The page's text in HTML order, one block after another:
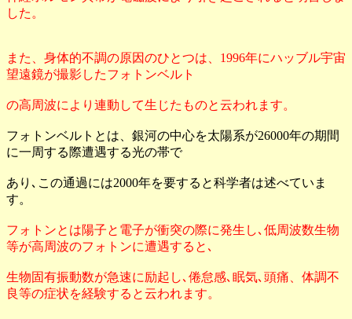
した。
また、身体的不調の原因のひとつは、1996年にハッブル宇宙
望遠鏡が撮影したフォトンベルト
の高周波により連動して生じたものと云われます。
フォトンベルトとは、銀河の中心を太陽系が26000年の期間
に一周する際遭遇する光の帯で
あり､この通過には2000年を要すると科学者は述べていま
す。
フォトンとは陽子と電子が衝突の際に発生し､低周波数生物
等が高周波のフォトンに遭遇すると､
生物固有振動数が急速に励起し､倦怠感､眠気､頭痛、体調不
良等の症状を経験すると云われます。